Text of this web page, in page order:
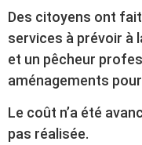
Des citoyens ont
services à prévoir à
et un pêcheur
aménagements
Le coût n’a été
pas réalisée.